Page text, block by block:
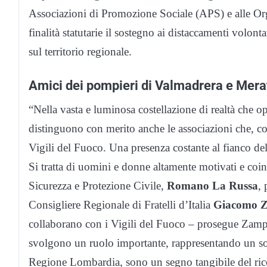
Associazioni di Promozione Sociale (APS) e alle
finalità statutarie il sostegno ai distaccamenti
sul territorio regionale.
Amici dei pompieri di Valmadrera e
“Nella vasta e luminosa costellazione di realtà che
distinguono con merito anche le associazioni che,
Vigili del Fuoco. Una presenza costante al fianco
Si tratta di uomini e donne altamente motivati e
Sicurezza e Protezione Civile, Romano La Russa,
Consigliere Regionale di Fratelli d’Italia Giacomo
collaborano con i Vigili del Fuoco – prosegue
svolgono un ruolo importante, rappresentando un
Regione Lombardia, sono un segno tangibile del